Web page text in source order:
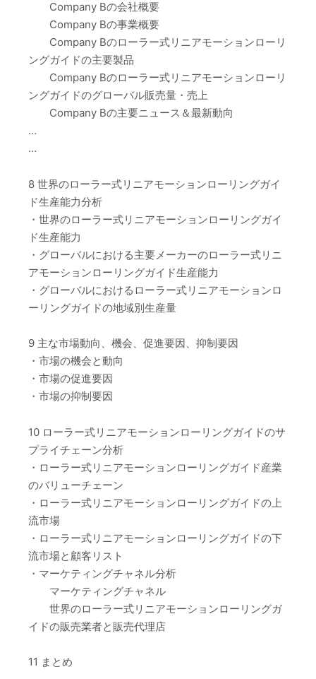
Company Bの会社概要
Company Bの事業概要
Company Bのローラー式リニアモーションローリ
ングガイドの主要製品
Company Bのローラー式リニアモーションローリ
ングガイドのグローバル販売量・売上
Company Bの主要ニュース＆最新動向
…
…
8 世界のローラー式リニアモーションローリングガイ
ド生産能力分析
・世界のローラー式リニアモーションローリングガイ
ド生産能力
・グローバルにおける主要メーカーのローラー式リニ
アモーションローリングガイド生産能力
・グローバルにおけるローラー式リニアモーションロ
ーリングガイドの地域別生産量
9 主な市場動向、機会、促進要因、抑制要因
・市場の機会と動向
・市場の促進要因
・市場の抑制要因
10 ローラー式リニアモーションローリングガイドのサ
プライチェーン分析
・ローラー式リニアモーションローリングガイド産業
のバリューチェーン
・ローラー式リニアモーションローリングガイドの上
流市場
・ローラー式リニアモーションローリングガイドの下
流市場と顧客リスト
・マーケティングチャネル分析
マーケティングチャネル
世界のローラー式リニアモーションローリングガ
イドの販売業者と販売代理店
11 まとめ